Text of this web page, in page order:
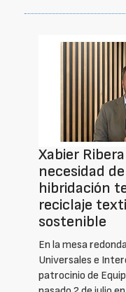
Xabier
necesidad
hibridación
reciclaje
sostenible
En la mesa
Universales e
patrocinio de